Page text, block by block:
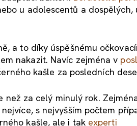
u adolescentů a dospělých,
a to díky úspěšnému
nakazit. Navíc zejména v
kašle za posledních
za celý minulý rok.
s nejvyšším počtem
kašle, ale i tak experti